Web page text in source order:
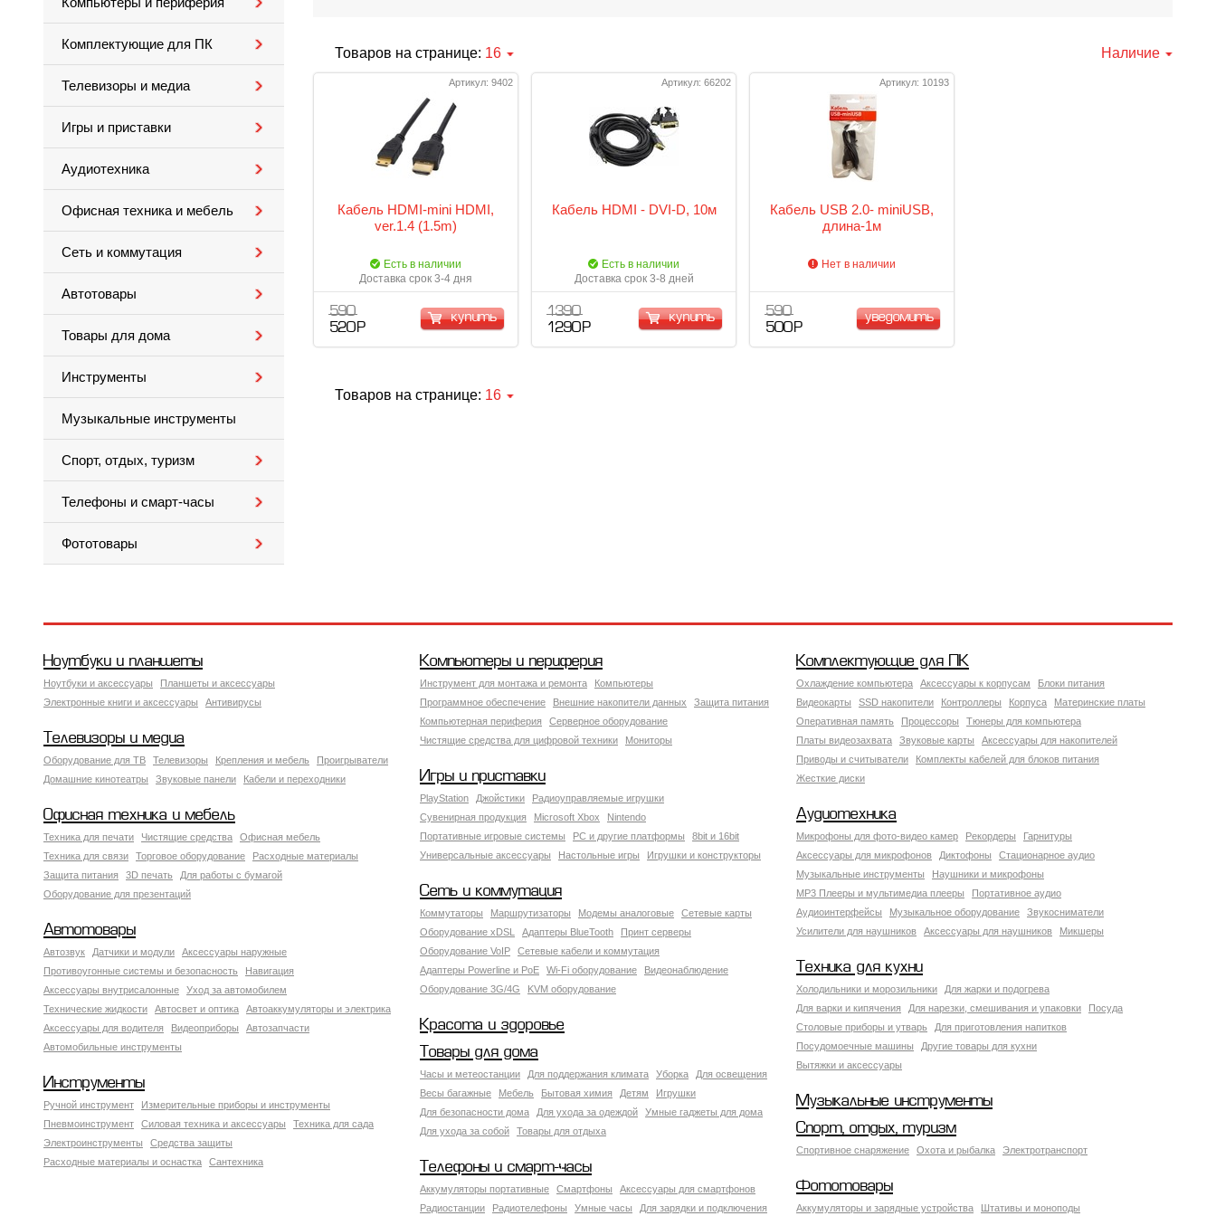
Комплектующие для ПК
Телевизоры и медиа
Игры и приставки
Аудиотехника
Офисная техника и мебель
Сеть и коммутация
Автотовары
Товары для дома
Инструменты
Музыкальные инструменты
Спорт, отдых, туризм
Телефоны и смарт-часы
Фототовары
Товаров на странице: 16 Наличие
Артикул: 9402
Кабель HDMI-mini HDMI,
ver.1.4 (1.5m)
Есть в наличии
Доставка срок 3-4 дня
590
520 Р
купить
Артикул: 66202
Кабель HDMI - DVI-D, 10м
Есть в наличии
Доставка срок 3-8 дней
1 390
1 290 Р
купить
Артикул: 10193
Кабель USB 2.0- miniUSB,
длина-1м
Нет в наличии
590
500 Р
уведомить
Товаров на странице: 16
Ноутбуки и планшеты
Ноутбуки и аксессуары
Планшеты и аксессуары
Электронные книги и аксессуары
Антивирусы
Компьютеры и периферия
Инструмент для монтажа и ремонта
Компьютеры
Программное обеспечение
Внешние накопители данных
Защита питания
Компьютерная периферия
Серверное оборудование
Чистящие средства для цифровой техники
Мониторы
Комплектующие для ПК
Охлаждение компьютера Аксессуары к корпусам
Блоки питания
Видеокарты
SSD накопители Контроллеры Корпуса
Материнские платы
Оперативная память
Процессоры
Тюнеры для компьютера
Платы видеозахвата
Звуковые карты
Аксессуары для накопителей
Приводы и считыватели
Комплекты кабелей для блоков питания
Жесткие диски
Телевизоры и медиа
Оборудование для ТВ Телевизоры Крепления и мебель
Проигрыватели
Домашние кинотеатры
Звуковые панели Кабели и переходники Игры и приставки
PlayStation Джойстики
Радиоуправляемые игрушки
Сувенирная продукция
Microsoft Xbox
Nintendo
Портативные игровые системы
PC и другие платформы
8bit и 16bit
Универсальные аксессуары
Настольные игры Игрушки и конструкторы
Аудиотехника
Микрофоны для фото-видео камер Рекордеры
Гарнитуры
Аксессуары для микрофонов
Диктофоны
Стационарное аудио
Музыкальные инструменты
Наушники и микрофоны
MP3 Плееры и мультимедиа плееры
Портативное аудио
Аудиоинтерфейсы
Музыкальное оборудование
Звукосниматели
Усилители для наушников
Аксессуары для наушников Микшеры
Офисная техника и мебель
Техника для печати Чистящие средства
Офисная мебель
Техника для связи
Торговое оборудование
Расходные материалы
Защита питания
3D печать
Для работы с бумагой
Оборудование для презентаций
Сеть и коммутация
Коммутаторы Маршрутизаторы Модемы аналоговые
Сетевые карты
Оборудование xDSL
Адаптеры BlueTooth
Принт серверы
Оборудование VoIP
Сетевые кабели и коммутация
Адаптеры Powerline и PoE
Wi-Fi оборудование
Видеонаблюдение
Оборудование 3G/4G
KVM оборудование
Автотовары
Автозвук Датчики и модули
Аксессуары наружные
Противоугонные системы и безопасность
Навигация
Аксесcуары внутрисалонные
Уход за автомобилем
Технические жидкости
Автосвет и оптика
Автоаккумуляторы и электрика
Аксессуары для водителя
Видеоприборы
Автозапчасти
Автомобильные инструменты
Техника для кухни
Холодильники и морозильники
Для жарки и подогрева
Для варки и кипячения
Для нарезки, смешивания и упаковки
Посуда
Столовые приборы и утварь
Для приготовления напитков
Посудомоечные машины
Другие товары для кухни
Вытяжки и аксессуары
Красота и здоровье
Товары для дома
Часы и метеостанции Для поддержания климата Уборка
Для освещения
Весы багажные
Мебель Бытовая химия Детям
Игрушки
Для безопасности дома
Для ухода за одеждой
Умные гаджеты для дома
Для ухода за собой
Товары для отдыха
Инструменты
Ручной инструмент
Измерительные приборы и инструменты
Пневмоинструмент
Силовая техника и аксессуары
Техника для сада
Электроинструменты
Средства защиты
Расходные материалы и оснастка
Сантехника
Музыкальные инструменты
Спорт, отдых, туризм
Спортивное снаряжение Охота и рыбалка Электротранспорт
Телефоны и смарт-часы
Аккумуляторы портативные Смартфоны
Аксессуары для смартфонов
Радиостанции
Радиотелефоны Умные часы Для зарядки и подключения
Фототовары
Аккумуляторы и зарядные устройства Штативы и моноподы